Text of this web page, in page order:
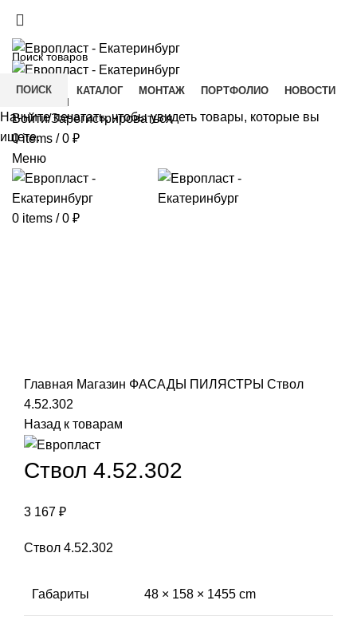
ГЛАВНАЯ КАТАЛОГ МОНТАЖ ПОРТФОЛИО
НОВОСТИ
КОНТАКТЫ
Войти/Зарегистрироваться
0items / 0 ₽
Меню
0 items / 0 ₽
Главная Магазин ФАСАДЫ ПИЛЯСТРЫ Ствол
4.52.302
Назад к товарам
Ствол 4.52.302
3 167 ₽
Ствол 4.52.302
Габариты 48 × 158 × 1455 cm
ПОИСК
Начните печатать, чтобы увидеть товары, которые вы
ищете.